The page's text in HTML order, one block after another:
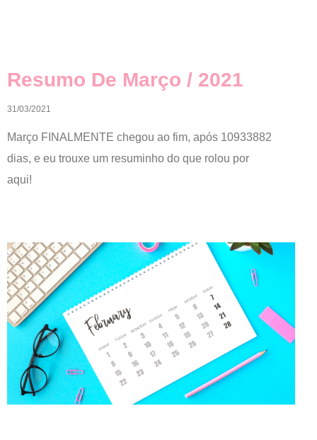
Resumo De Março / 2021
31/03/2021
Março FINALMENTE chegou ao fim, após 10933882
dias, e eu trouxe um resuminho do que rolou por
aqui!